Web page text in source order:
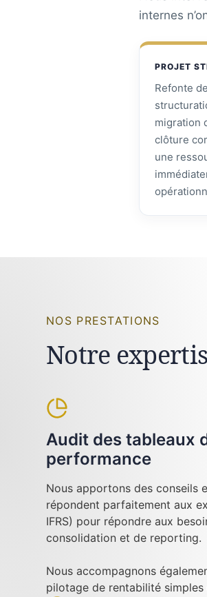
internes
PROJET
Refonte
migration
clôture
une
NOS PRESTATIONS
Notre
Audit des tableaux
performance
Nous apportons des conseils
répondent parfaitement aux
IFRS) pour répondre aux
consolidation et de reporting.
Nous accompagnons
pilotage de rentabilité